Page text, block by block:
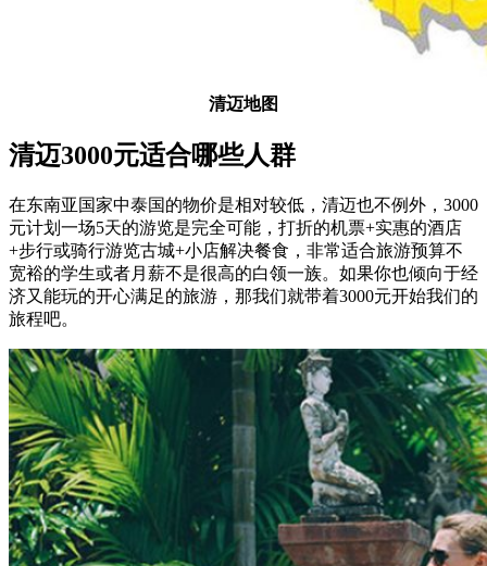
清迈地图
清迈3000元适合哪些人群
在东南亚国家中泰国的物价是相对较低，清迈也不例外，3000
元计划一场5天的游览是完全可能，打折的机票+实惠的酒店
+步行或骑行游览古城+小店解决餐食，非常适合旅游预算不
宽裕的学生或者月薪不是很高的白领一族。如果你也倾向于经
济又能玩的开心满足的旅游，那我们就带着3000元开始我们的
旅程吧。